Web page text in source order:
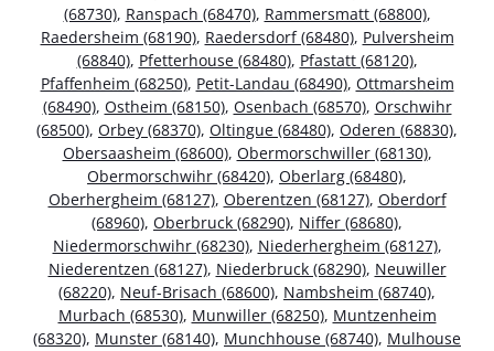
(68730), Ranspach (68470), Rammersmatt (68800),
Raedersheim (68190), Raedersdorf (68480), Pulversheim
(68840), Pfetterhouse (68480), Pfastatt (68120),
Pfaffenheim (68250), Petit-Landau (68490), Ottmarsheim
(68490), Ostheim (68150), Osenbach (68570), Orschwihr
(68500), Orbey (68370), Oltingue (68480), Oderen (68830),
Obersaasheim (68600), Obermorschwiller (68130),
Obermorschwihr (68420), Oberlarg (68480),
Oberhergheim (68127), Oberentzen (68127), Oberdorf
(68960), Oberbruck (68290), Niffer (68680),
Niedermorschwihr (68230), Niederhergheim (68127),
Niederentzen (68127), Niederbruck (68290), Neuwiller
(68220), Neuf-Brisach (68600), Nambsheim (68740),
Murbach (68530), Munwiller (68250), Muntzenheim
(68320), Munster (68140), Munchhouse (68740), Mulhouse